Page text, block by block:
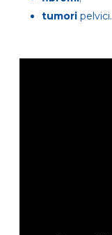
tumori pelvici.